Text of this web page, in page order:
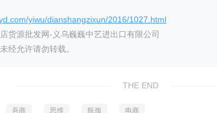
yiwu/dianshangzixun/2016/1027.html
货源批发网-义乌巍巍中艺进出口有限公司
经允许请勿转载。
THE END
吾商 思维 瓶颈 电商